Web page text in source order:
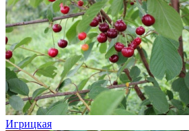
Игрицкая